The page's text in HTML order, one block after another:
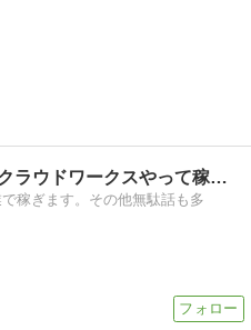
介護士が副業でクラウドワークスやって稼ぐよ
稼ぎます。その他無駄話も多